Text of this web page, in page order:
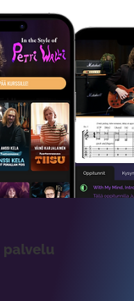
Kokeile Ilmaiseksi
saat koko
viikon ajaksi.
palvelu